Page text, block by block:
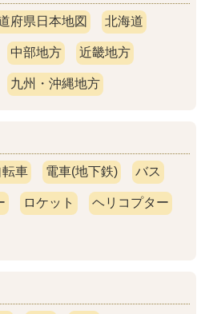
府県日本地図 北海道
中部地方 近畿地方
九州・沖縄地方
転車 電車(地下鉄) バス
ロケット ヘリコプター